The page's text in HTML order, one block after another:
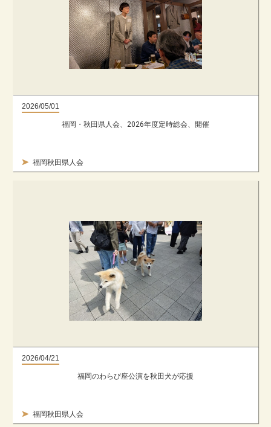
2026/05/01
福岡秋田県人会
福岡・秋田県人会、2026年度定時総会、開催
2026/04/21
福岡秋田県人会
福岡のわらび座公演を秋田犬が応援